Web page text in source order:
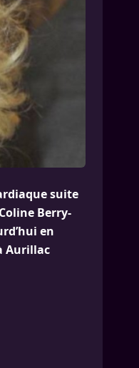
suite
Berry-
en
Aurillac